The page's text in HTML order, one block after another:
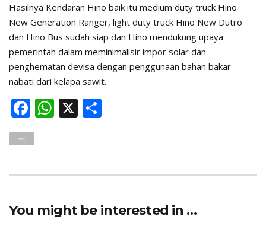
Hasilnya Kendaran Hino baik itu medium duty truck Hino
New Generation Ranger, light duty truck Hino New Dutro
dan Hino Bus sudah siap dan Hino mendukung upaya
pemerintah dalam meminimalisir impor solar dan
penghematan devisa dengan penggunaan bahan bakar
nabati dari kelapa sawit.
F
ac
e
o
o
k
W
A
p
p
X
Hino
You might be interested in …